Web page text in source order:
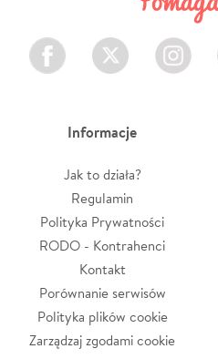
Facebook Twitter Instagram
Informacje
Jak to działa?
Regulamin
Polityka Prywatności
RODO - Kontrahenci
Kontakt
Porównanie serwisów
Polityka plików cookie
Zarządzaj zgodami cookie